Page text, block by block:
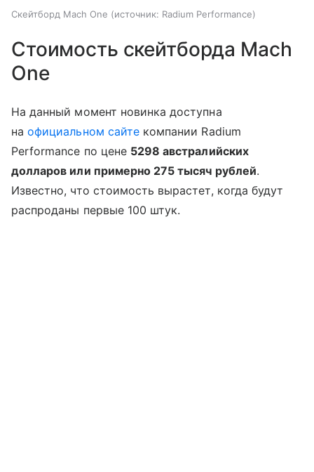
Скейтборд Mach One источник: Radium Performance
Стоимость скейтборда Mach
One
На данный момент новинка доступна
наофициальном сайтекомпании Radium
Performance по цене 5298 австралийских
долларов или примерно 275 тысяч рублей.
Известно, что стоимость вырастет, когда будут
распроданы первые 100 штук.